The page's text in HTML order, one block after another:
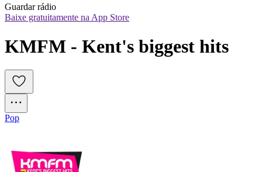
Guardar rádio
Baixe gratuitamente na App Store
KMFM - Kent's biggest hits
Pop